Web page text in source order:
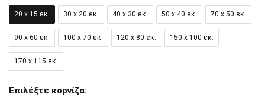
20 x 15 εκ. 30 x 20 εκ. 40 x 30 εκ. 50 x 40 εκ. 70 x 50 εκ.
90 x 60 εκ. 100 x 70 εκ. 120 x 80 εκ. 150 x 100 εκ.
170 x 115 εκ.
Επιλέξτε κορνίζα: